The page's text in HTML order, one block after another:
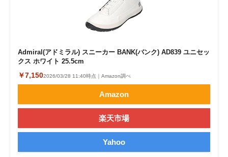
Admiral(アドミラル) スニーカー BANK(バンク) AD839 ユニセッ
クス ホワイト 25.5cm
￥7,1502026/03/28 11:40時点｜Amazon調べ
Amazon
楽天市場
Yahoo